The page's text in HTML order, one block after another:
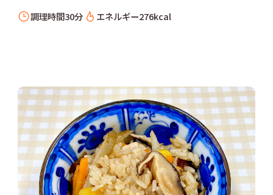
調理時間30分 エネルギー276kcal